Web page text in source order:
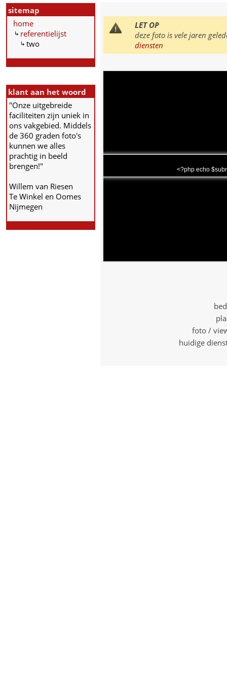
sitemap
home
referentielijst
two
klant aan het woord
"Onze uitgebreide
faciliteiten zijn uniek in
ons vakgebied. Middels
de 360 graden foto's
kunnen we alles
prachtig in beeld
brengen!"
Willem van Riesen
Te Winkel en Oomes
Nijmegen
LET OP
deze foto is vele jaren
diensten
<?php echo
foto /
huidige